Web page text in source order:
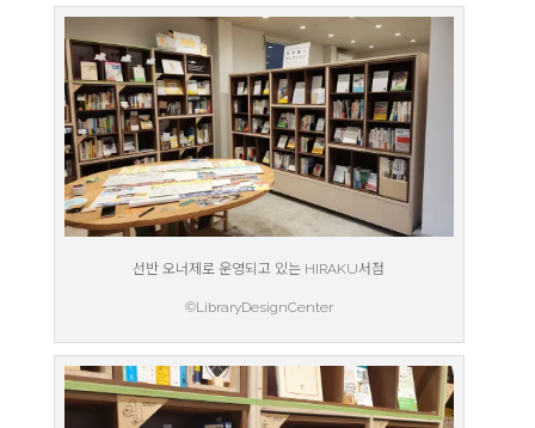
선반 오너제로 운영되고 있는 HIRAKU서점
©LibraryDesignCenter